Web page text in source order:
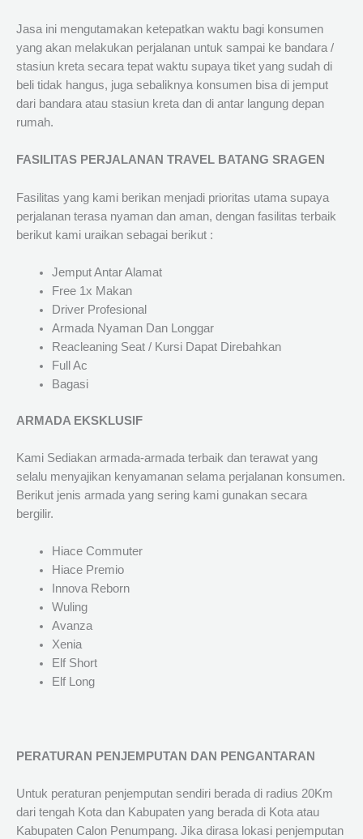
Jasa ini mengutamakan ketepatkan waktu bagi konsumen
yang akan melakukan perjalanan untuk sampai ke bandara /
stasiun kreta secara tepat waktu supaya tiket yang sudah di
beli tidak hangus, juga sebaliknya konsumen bisa di jemput
dari bandara atau stasiun kreta dan di antar langung depan
rumah.
FASILITAS PERJALANAN TRAVEL BATANG SRAGEN
Fasilitas yang kami berikan menjadi prioritas utama supaya
perjalanan terasa nyaman dan aman, dengan fasilitas terbaik
berikut kami uraikan sebagai berikut :
Jemput Antar Alamat
Free 1x Makan
Driver Profesional
Armada Nyaman Dan Longgar
Reacleaning Seat / Kursi Dapat Direbahkan
Full Ac
Bagasi
ARMADA EKSKLUSIF
Kami Sediakan armada-armada terbaik dan terawat yang
selalu menyajikan kenyamanan selama perjalanan konsumen.
Berikut jenis armada yang sering kami gunakan secara
bergilir.
Hiace Commuter
Hiace Premio
Innova Reborn
Wuling
Avanza
Xenia
Elf Short
Elf Long
PERATURAN PENJEMPUTAN DAN PENGANTARAN
Untuk peraturan penjemputan sendiri berada di radius 20Km
dari tengah Kota dan Kabupaten yang berada di Kota atau
Kabupaten Calon Penumpang. Jika dirasa lokasi penjemputan